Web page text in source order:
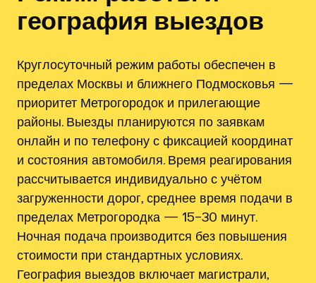
география выездов
Круглосуточный режим работы обеспечен в
пределах Москвы и ближнего Подмосковья —
приоритет Метрогородок и прилегающие
районы. Выезды планируются по заявкам
онлайн и по телефону с фиксацией координат
и состояния автомобиля. Время реагирования
рассчитывается индивидуально с учётом
загруженности дорог, среднее время подачи в
пределах Метрогородка — 15–30 минут.
Ночная подача производится без повышения
стоимости при стандартных условиях.
География выездов включает магистрали,